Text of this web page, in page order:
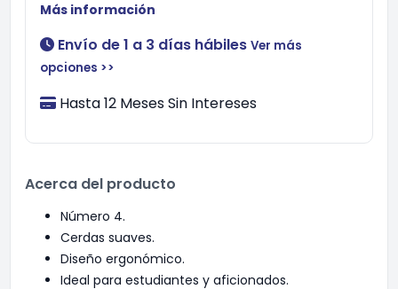
Más información
Envío de 1 a 3 días hábiles Ver más
opciones >>
Hasta 12 Meses Sin Intereses
Acerca del producto
Número 4.
Cerdas suaves.
Diseño ergonómico.
Ideal para estudiantes y aficionados.